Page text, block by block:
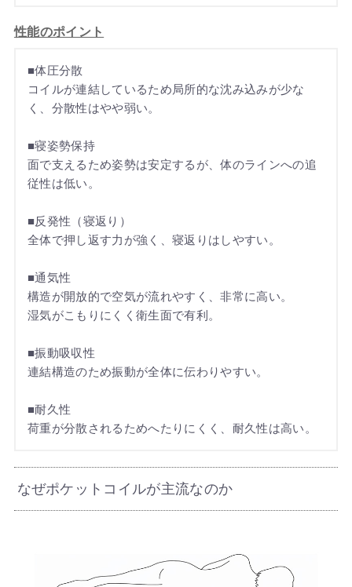
性能のポイント
■体圧分散
コイルが連結しているため局所的な沈み込みが少な
く、分散性はやや弱い。
■寝姿勢保持
面で支えるため姿勢は安定するが、体のラインへの追
従性は低い。
■反発性（寝返り）
全体で押し返す力が強く、寝返りはしやすい。
■通気性
構造が開放的で空気が流れやすく、非常に高い。
湿気がこもりにくく衛生面で有利。
■振動吸収性
連結構造のため振動が全体に伝わりやすい。
■耐久性
荷重が分散されるためへたりにくく、耐久性は高い。
なぜポケットコイルが主流なのか